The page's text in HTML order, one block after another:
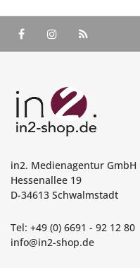
in2. Medienagentur GmbH
Hessenallee 19
D-34613 Schwalmstadt
Tel: +49 (0) 6691 - 92 12 80
info@in2-shop.de